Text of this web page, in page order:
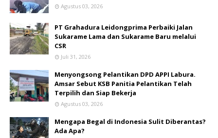
Agustus 03, 2026
PT Grahadura Leidongprima Perbaiki Jalan
Sukarame Lama dan Sukarame Baru melalui
CSR
Juli 31, 2026
Menyongsong Pelantikan DPD APPI Labura.
Amsar Sebut KSB Panitia Pelantikan Telah
Terpilih dan Siap Bekerja
Agustus 03, 2026
Mengapa Begal di Indonesia Sulit Diberantas?
Ada Apa?